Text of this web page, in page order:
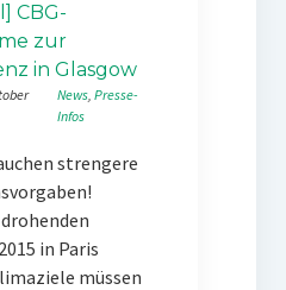
CBG-
zur
in Glasgow
News, Presse-
Infos
strengere
in Paris
müssen